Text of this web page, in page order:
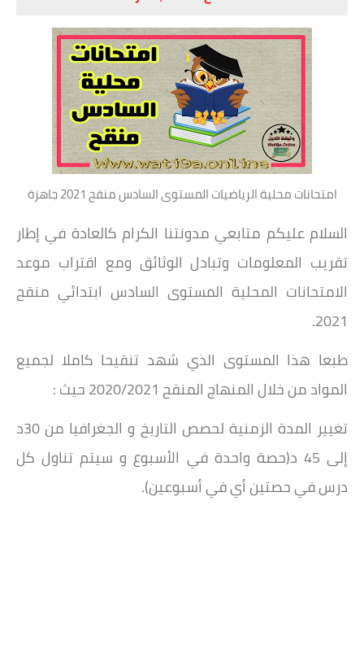
امتحانات محلية الرياضيات المستوى السادس منقح 2021 جاهزة
السلام عليكم متابعي مدونتنا الكرام كالعادة في إطار
تقريب المعلومات وتبادل الوثائق ومع اقتراب موعد
الامتحانات المحلية المستوى السادس ابتدائي منقح
2021.
طبعا هذا المستوى الذي شهد تنقيحا كاملا لجميع
المواد من خلال المنهاج المنقح 2020/2021 حيث :
تغيير المدة الزمنية لحصص التاريخ و الجغرافيا من 30د
إلى 45 د(حصة واحدة في الأسبوع و سيتم تناول كل
درس في حصتين أي في أسبوعين).